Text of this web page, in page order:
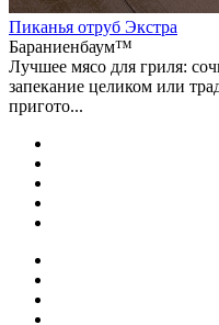
Пиканья отруб Экстра
Бараниенбаум™
Лучшее мясо для гриля:
запекание целиком или
пригото...